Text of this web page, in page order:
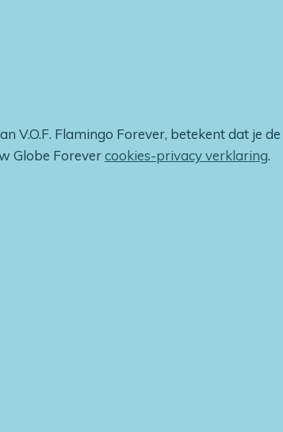
V.O.F. Flamingo Forever, betekent dat je de
Globe Forevercookies-privacy verklaring.